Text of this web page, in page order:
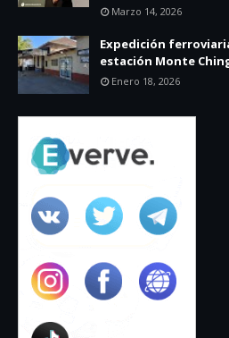
Marzo 14, 2026
Expedición
estación Monte
Enero 18, 2026